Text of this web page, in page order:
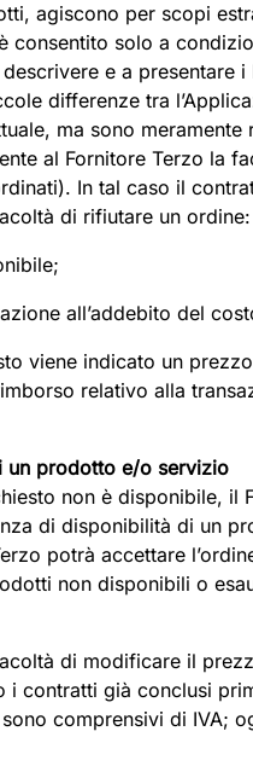
agiscono per scopi
consentito solo a
e a
differenze tra
ma sono meramente
al Fornitore Terzo la
In tal caso il
di rifiutare un ordine:
all’addebito del
viene indicato un
relativo alla
un prodotto e/o servizio
non è disponibile, il
di disponibilità di un
potrà accettare
non disponibili o
di modificare il
i contratti già conclusi
comprensivi di IVA;